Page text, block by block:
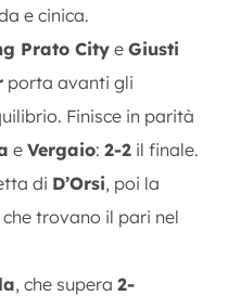
e cinica.
Prato City e Giusti
porta avanti gli
Finisce in parità
e Vergaio: 2-2 il finale.
di D’Orsi, poi la
trovano il pari nel
, che supera 2-